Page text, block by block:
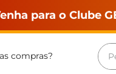
para o Clube
compras?